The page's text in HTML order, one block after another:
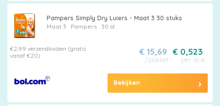
Pampers Simply Dry Luiers - Maat 3 30 stuks
Maat 3 Pampers 30 st
€2,99 verzendkosten (gratis
vanaf €20)
€ 0,523
per stuk
€ 15,69
/pakket
Bekijken